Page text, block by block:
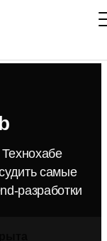
самые
разработки